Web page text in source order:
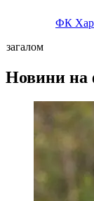
ФК
загалом
Новини на